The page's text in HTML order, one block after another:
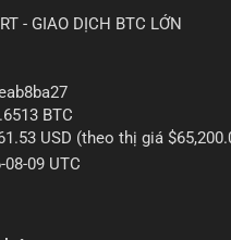
- GIAO DỊCH BTC LỚN
BTC
USD (theo thị giá
08-09 UTC
hơn 11.45 triệu USD được